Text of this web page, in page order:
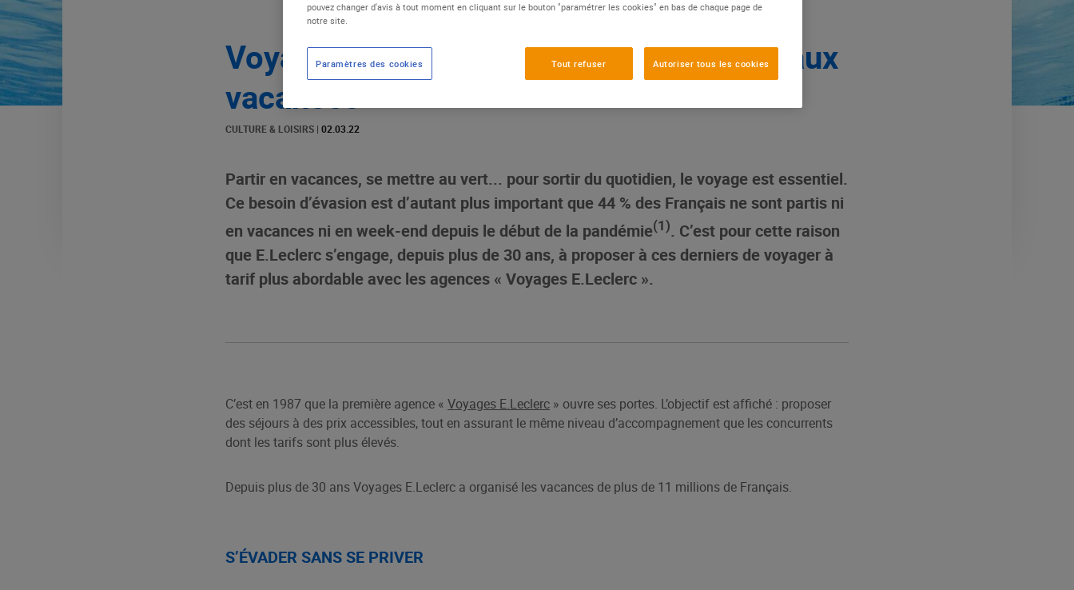
Voyages : tous les budgets ont le droit aux
vacances
CULTURE & LOISIRS | 02.03.22
Partir en vacances, se mettre au vert... pour sortir du quotidien, le voyage est essentiel.
Ce besoin d’évasion est d’autant plus important que 44 % des Français ne sont partis ni
en vacances ni en week-end depuis le début de la pandémie(1). C’est pour cette raison
que E.Leclerc s’engage, depuis plus de 30 ans, à proposer à ces derniers de voyager à
tarif plus abordable avec les agences « Voyages E.Leclerc ».
C’est en 1987 que la première agence « Voyages E.Leclerc » ouvre ses portes. L’objectif est affiché : proposer
des séjours à des prix accessibles, tout en assurant le même niveau d’accompagnement que les concurrents
dont les tarifs sont plus élevés.
Depuis plus de 30 ans Voyages E.Leclerc a organisé les vacances de plus de 11 millions de Français.
S’ÉVADER SANS SE PRIVER
pouvez changer d'avis à tout moment en cliquant sur le bouton "paramétrer les cookies" en bas de chaque page de
notre site.
Tout refuser Autoriser tous les cookies
Paramètres des cookies